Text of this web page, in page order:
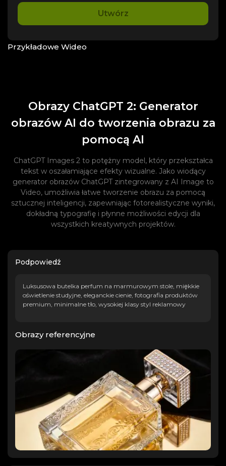
Utwórz
Przykładowe Wideo
Obrazy ChatGPT 2: Generator
obrazów AI do tworzenia obrazu za
pomocą AI
ChatGPT Images 2 to potężny model, który przekształca
tekst w oszałamiające efekty wizualne. Jako wiodący
generator obrazów ChatGPT zintegrowany z AI Image to
Video, umożliwia łatwe tworzenie obrazu za pomocą
sztucznej inteligencji, zapewniając fotorealistyczne wyniki,
dokładną typografię i płynne możliwości edycji dla
wszystkich kreatywnych projektów.
Podpowiedź
Luksusowa butelka perfum na marmurowym stole, miękkie
oświetlenie studyjne, eleganckie cienie, fotografia produktów
premium, minimalne tło, wysokiej klasy styl reklamowy
Obrazy referencyjne